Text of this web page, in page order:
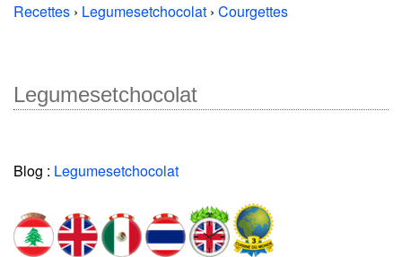
Recettes › Legumesetchocolat › Courgettes
Legumesetchocolat
Blog : Legumesetchocolat